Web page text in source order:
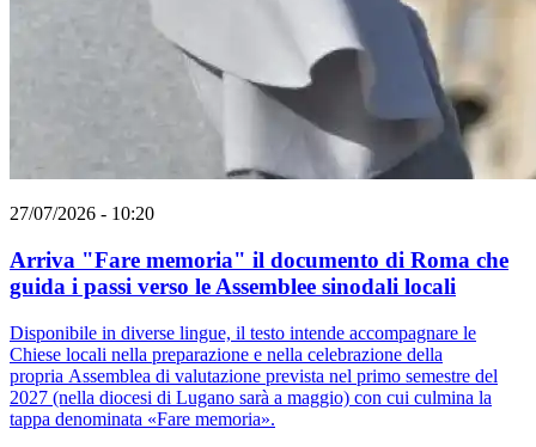
27/07/2026 - 10:20
Arriva "Fare memoria" il documento di Roma che
guida i passi verso le Assemblee sinodali locali
Disponibile in diverse lingue, il testo intende accompagnare le
Chiese locali nella preparazione e nella celebrazione della
propria Assemblea di valutazione prevista nel primo semestre del
2027 (nella diocesi di Lugano sarà a maggio) con cui culmina la
tappa denominata «Fare memoria».